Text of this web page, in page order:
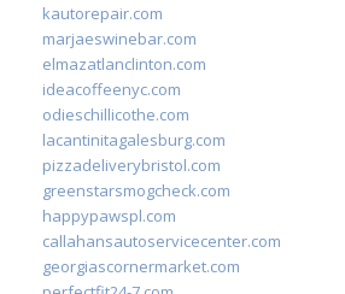
kautorepair.com
marjaeswinebar.com
elmazatlanclinton.com
ideacoffeenyc.com
odieschillicothe.com
lacantinitagalesburg.com
pizzadeliverybristol.com
greenstarsmogcheck.com
happypawspl.com
callahansautoservicecenter.com
georgiascornermarket.com